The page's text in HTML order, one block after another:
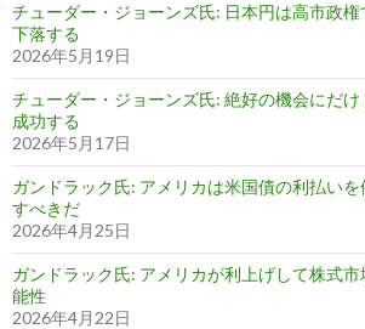
チューダー・ジョーンズ氏: 日本円は高市政
下落する
2026年5月19日
チューダー・ジョーンズ氏: 絶好の機会にだ
成功する
2026年5月17日
ガンドラック氏: アメリカは米国債の利払い
すべきだ
2026年4月25日
ガンドラック氏: アメリカが利上げして株式
能性
2026年4月22日